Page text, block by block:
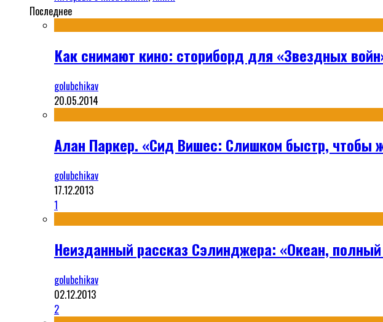
Последнее
Как снимают кино: сториборд для «Звездных
golubchikav
20.05.2014
Алан Паркер. «Сид Вишес: Слишком быстр, чтобы
golubchikav
17.12.2013
1
Неизданный рассказ Сэлинджера: «Океан,
golubchikav
02.12.2013
2